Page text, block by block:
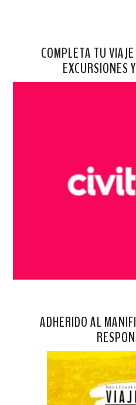
COMPLETA TU
EXCURSIONES
ADHERIDO AL